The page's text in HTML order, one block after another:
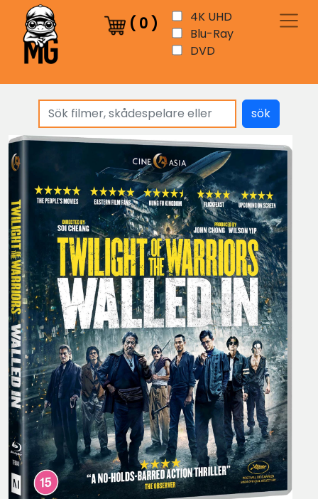
( 0 )
4K UHD
Blu-Ray
DVD
sök